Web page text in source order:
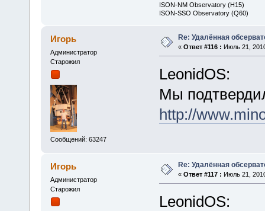
ISON-NM Observatory (H15)
ISON-SSO Observatory (Q60)
Игорь
Администратор
Старожил
Сообщений: 63247
Re: Удалённая
« Ответ #116 : Июль 21,
LeonidOS:
Мы
http://
Игорь
Администратор
Старожил
Re: Удалённая
« Ответ #117 : Июль 21,
LeonidOS: